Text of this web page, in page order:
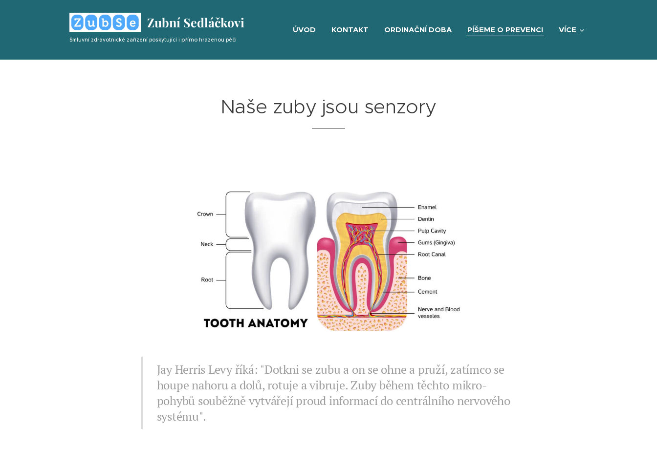
Zubní Sedláčkovi
Smluvní zdravotnické zařízení poskytující i přímo hrazenou péči
ÚVOD KONTAKT ORDINAČNÍ DOBA PÍŠEME O PREVENCI VÍCE
Naše zuby jsou senzory
Jay Herris Levy říká: "Dotkni se zubu a on se ohne a pruží, zatímco se
houpe nahoru a dolů, rotuje a vibruje. Zuby během těchto mikro-
pohybů souběžně vytvářejí proud informací do centrálního nervového
systému".